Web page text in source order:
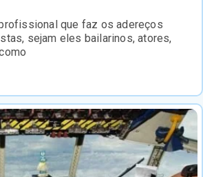
que faz os adereços
sejam eles bailarinos, atores,